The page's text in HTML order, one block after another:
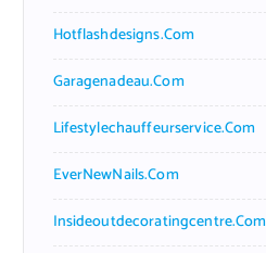
Hotflashdesigns.com
Garagenadeau.com
Lifestylechauffeurservice.com
EverNewNails.com
Insideoutdecoratingcentre.com